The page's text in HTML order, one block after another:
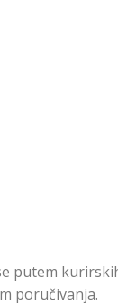
putem
poručivanja.